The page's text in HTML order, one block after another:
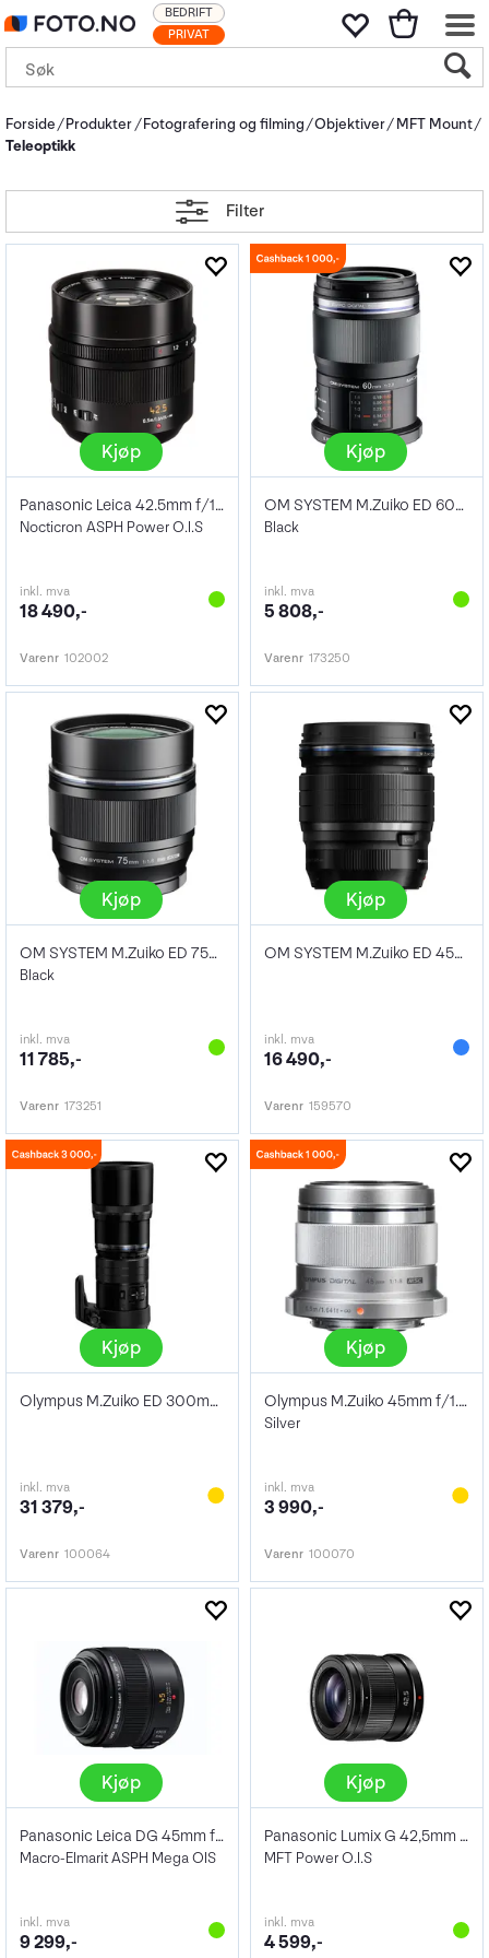
PRIVAT
BEDRIFT
Forside Produkter Fotografering og filming Objektiver
MFT Mount
Teleoptikk
Filter
Kjøp
Panasonic Leica 42.5mm f/1.2
Nocticron ASPH Power O.I.S
inkl. mva
18 490,-
Varenr 102002
Kjøp
OM SYSTEM M.Zuiko ED 60mm f/2.8
Black
inkl. mva
5 808,-
Varenr 173250
Kjøp
OM SYSTEM M.Zuiko ED 75mm f/1.8
Black
inkl. mva
11 785,-
Varenr 173251
Kjøp
OM SYSTEM M.Zuiko ED 45mm f/1.2 PRO
inkl. mva
16 490,-
Varenr 159570
Kjøp
Olympus M.Zuiko ED 300mm f/4 IS PRO
inkl. mva
31 379,-
Varenr 100064
Kjøp
Olympus M.Zuiko 45mm f/1.8 Silver
Silver
inkl. mva
3 990,-
Varenr 100070
Kjøp
Panasonic Leica DG 45mm f/2.8 OIS
Macro-Elmarit ASPH Mega OIS
inkl. mva
9 299,-
Kjøp
Panasonic Lumix G 42,5mm f/1.7 Sort
MFT Power O.I.S
inkl. mva
4 599,-